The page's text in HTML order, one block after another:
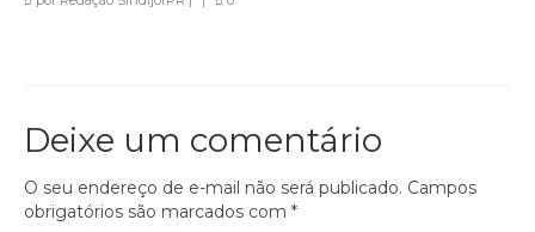
Deixe um comentário
O seu endereço de e-mail não será publicado. Campos
obrigatórios são marcados com *